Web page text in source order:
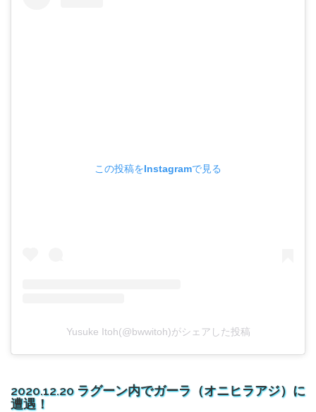
この投稿をInstagramで見る
Yusuke Itoh(@bwwitoh)がシェアした投稿
2020.12.20 ラグーン内でガーラ（オニヒラアジ）に
遭遇！